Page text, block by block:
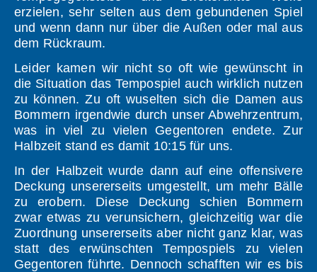
erzielen, sehr selten aus dem gebundenen Spiel
und wenn dann nur über die Außen oder mal aus
dem Rückraum.
Leider kamen wir nicht so oft wie gewünscht in
die Situation das Tempospiel auch wirklich nutzen
zu können. Zu oft wuselten sich die Damen aus
Bommern irgendwie durch unser Abwehrzentrum,
was in viel zu vielen Gegentoren endete. Zur
Halbzeit stand es damit 10:15 für uns.
In der Halbzeit wurde dann auf eine offensivere
Deckung unsererseits umgestellt, um mehr Bälle
zu erobern. Diese Deckung schien Bommern
zwar etwas zu verunsichern, gleichzeitig war die
Zuordnung unsererseits aber nicht ganz klar, was
statt des erwünschten Tempospiels zu vielen
Gegentoren führte. Dennoch schafften wir es bis